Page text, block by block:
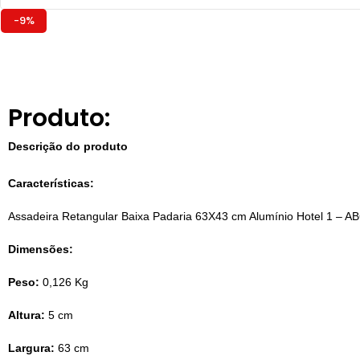
-9%
Produto:
Descrição do produto
Características:
Assadeira Retangular Baixa Padaria 63X43 cm Alumínio Hotel 1 –
Dimensões:
Peso: 0,126 Kg
Altura: 5 cm
Largura: 63 cm